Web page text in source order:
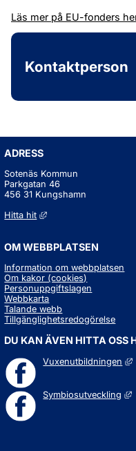
Läs mer på EU-fonders
Kontaktperson
ADRESS
Sotenäs Kommun
Parkgatan 46
456 31 Kungshamn
Hitta hit
Länk till annan
OM WEBBPLATSEN
Information om webbplatsen
Om kakor (cookies)
Personuppgiftslagen
Webbkarta
Talande webb
Tillgänglighetsredogörelse
DU KAN ÄVEN HITTA OSS
Vuxenutbildningen
Symbiosutveckling